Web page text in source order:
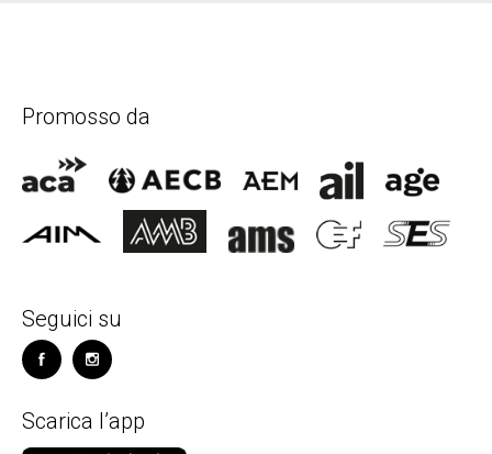
Promosso da
Seguici su
Scarica l’app